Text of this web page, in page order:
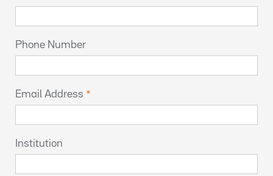
Phone Number
Email Address
Institution